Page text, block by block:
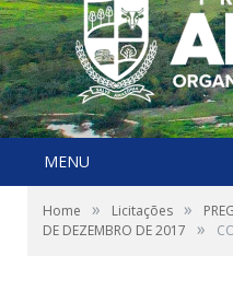
MENU
Home » Licitações »
DE DEZEMBRO DE 2017
»